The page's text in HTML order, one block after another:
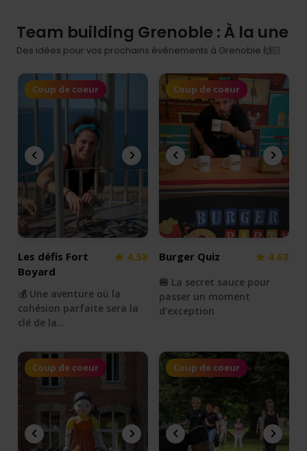
Team building Grenoble : À la une
Des idées pour vos prochains événements à Grenoble 🙌🏻
Coup de coeur
Les défis Fort
Boyard
4.58
💰 Une aventure où la
cohésion parfaite sera la
clé de la…
Coup de coeur
Burger Quiz 4.68
🍔 La secret sauce pour
passer un moment
d'exception
Coup de coeur Coup de coeur